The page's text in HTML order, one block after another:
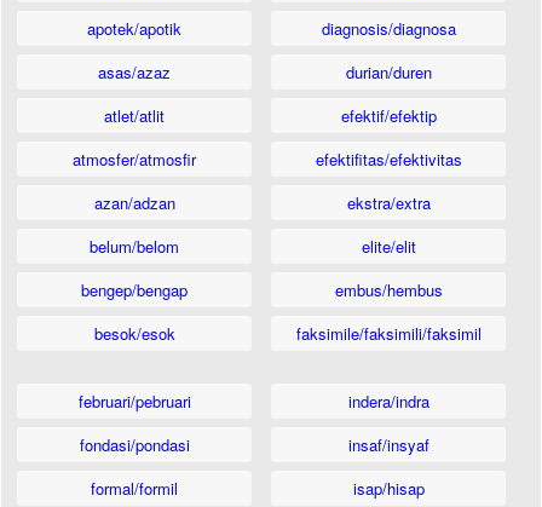
apotek/apotik
asas/azaz
atlet/atlit
atmosfer/atmosfir
azan/adzan
belum/belom
bengep/bengap
besok/esok
diagnosis/diagnosa
durian/duren
efektif/efektip
efektifitas/efektivitas
ekstra/extra
elite/elit
embus/hembus
faksimile/faksimili/faksimil
februari/pebruari
fondasi/pondasi
formal/formil
indera/indra
insaf/insyaf
isap/hisap